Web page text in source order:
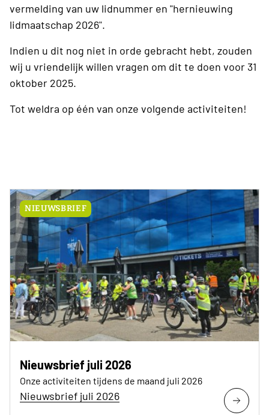
vermelding van uw lidnummer en "hernieuwing
lidmaatschap 2026".
Indien u dit nog niet in orde gebracht hebt, zouden
wij u vriendelijk willen vragen om dit te doen voor 31
oktober 2025.
Tot weldra op één van onze volgende activiteiten!
NIEUWSBRIEF
Nieuwsbrief juli 2026
Onze activiteiten tijdens de maand juli 2026
Nieuwsbrief juli 2026